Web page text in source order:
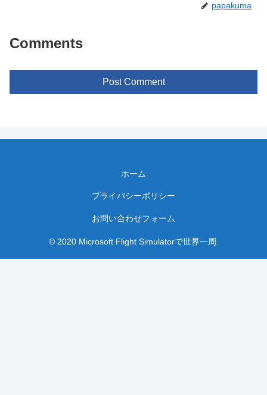
papakuma
Comments
Post Comment
ホーム
プライバシーポリシー
お問い合わせフォーム
© 2020 Microsoft Flight Simulatorで世界一周.